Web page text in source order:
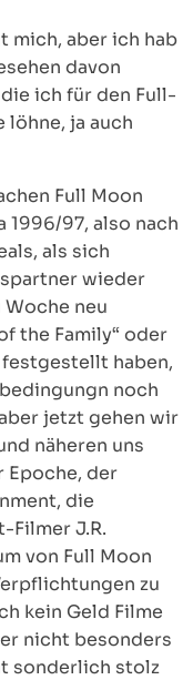
mich, aber ich hab
davon
ich für den Full-
löhne, ja auch
Full Moon
1996/97, also nach
als sich
wieder
neu
the Family“ oder
festgestellt haben,
noch
jetzt gehen wir
näheren uns
der
die
Filmer J.R.
von Full Moon
zu
kein Geld Filme
nicht besonders
sonderlich stolz